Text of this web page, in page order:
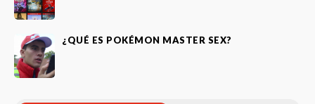
¿QUÉ ES POKÉMON MASTER SEX?